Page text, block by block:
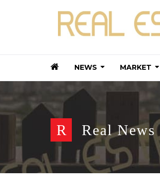
NEWS MARKET
R Real News